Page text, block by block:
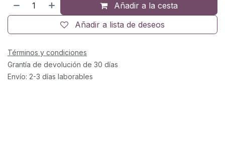
Añadir a la cesta
Añadir a lista de deseos
Términos y condiciones
Grantía de devolución de 30 días
Envío: 2-3 días laborables